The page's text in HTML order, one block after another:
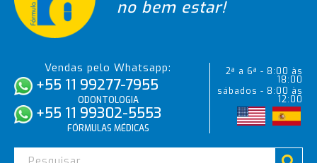
no bem estar!
Vendas pelo Whatsapp:
+55 11 99277-7955
ODONTOLOGIA
+55 11 99302-5553
FÓRMULAS MÉDICAS
2ª a 6ª - 8:00 às
18:00
sábados - 8:00 às
12:00